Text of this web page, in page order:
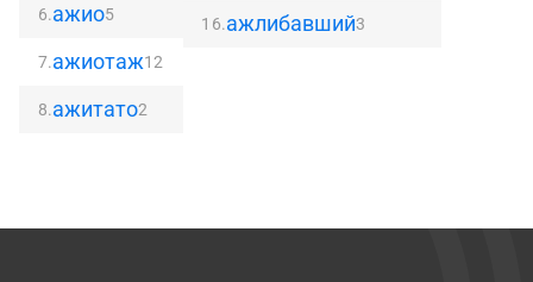
6.ажио5
7.ажиотаж12
8.ажитато2
16.ажлибавший3